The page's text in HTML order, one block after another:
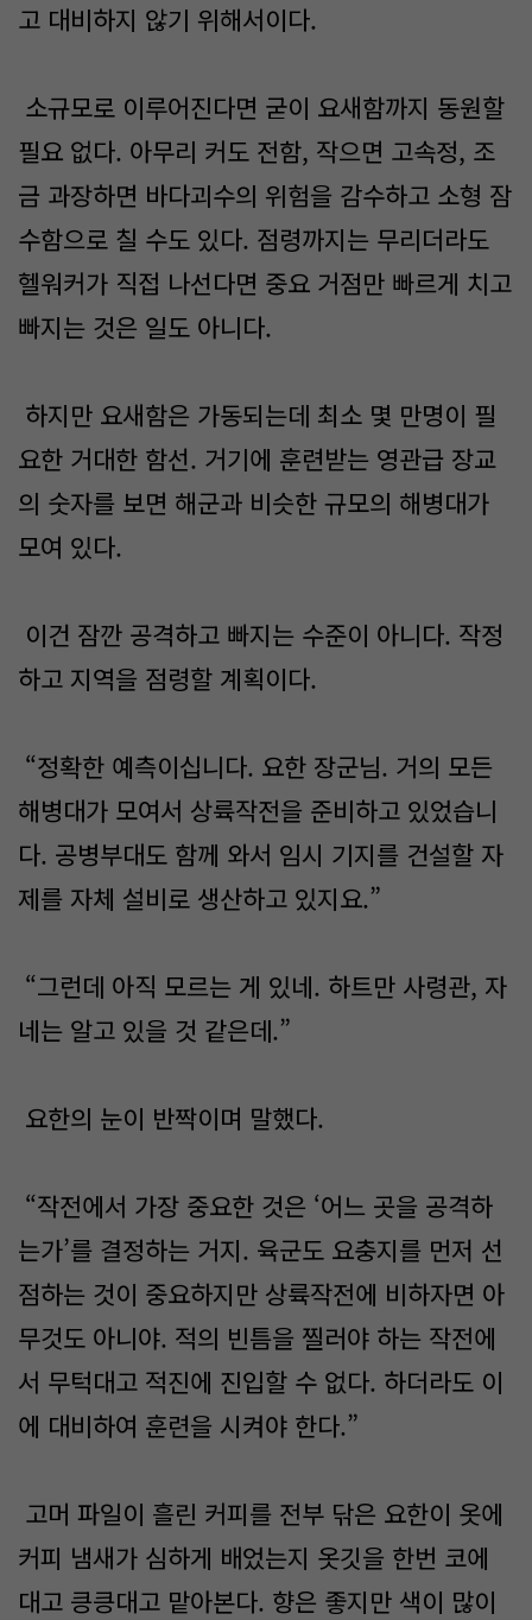
고 대비하지 않기 위해서이다.
소규모로 이루어진다면 굳이 요새함까지 동원할
필요 없다. 아무리 커도 전함, 작으면 고속정, 조
금 과장하면 바다괴수의 위험을 감수하고 소형 잠
수함으로 칠 수도 있다. 점령까지는 무리더라도
헬워커가 직접 나선다면 중요 거점만 빠르게 치고
빠지는 것은 일도 아니다.
하지만 요새함은 가동되는데 최소 몇 만명이 필
요한 거대한 함선. 거기에 훈련받는 영관급 장교
의 숫자를 보면 해군과 비슷한 규모의 해병대가
모여 있다.
이건 잠깐 공격하고 빠지는 수준이 아니다. 작정
하고 지역을 점령할 계획이다.
“정확한 예측이십니다. 요한 장군님. 거의 모든
해병대가 모여서 상륙작전을 준비하고 있었습니
다. 공병부대도 함께 와서 임시 기지를 건설할 자
제를 자체 설비로 생산하고 있지요.”
“그런데 아직 모르는 게 있네. 하트만 사령관, 자
네는 알고 있을 것 같은데.”
요한의 눈이 반짝이며 말했다.
“작전에서 가장 중요한 것은 ‘어느 곳을 공격하
는가’를 결정하는 거지. 육군도 요충지를 먼저 선
점하는 것이 중요하지만 상륙작전에 비하자면 아
무것도 아니야. 적의 빈틈을 찔러야 하는 작전에
서 무턱대고 적진에 진입할 수 없다. 하더라도 이
에 대비하여 훈련을 시켜야 한다.”
고머 파일이 흘린 커피를 전부 닦은 요한이 옷에
커피 냄새가 심하게 배었는지 옷깃을 한번 코에
대고 킁킁대고 맡아본다. 향은 좋지만 색이 많이